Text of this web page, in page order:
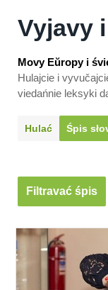
Vyjavy
Movy Eŭropy i
Hulajcie i
viedańnie leksyki
Hulać Śpis
Filtravać śpis